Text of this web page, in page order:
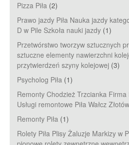
Pizza Piła (2)
Prawo jazdy Piła Nauka jazdy
D‎ w Pile Szkoła nauki jazdy (1)
Przetwórstwo tworzyw sztucznych
sztuczne elementy nawierzchni
przytwierdzeń szyny kolejowej (3)
Psycholog Piła (1)
Remonty Chodzież Trzcianka
Usługi remontowe Piła Wałcz
Remonty Piła (1)
Rolety Piła Plisy Żaluzje Markizy w